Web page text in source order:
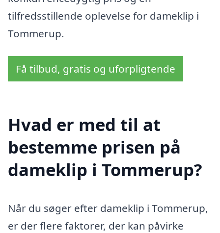
tilfredsstillende oplevelse for dameklip i
Tommerup.
Få tilbud, gratis og uforpligtende
Hvad er med til at
bestemme prisen på
dameklip i Tommerup?
Når du søger efter dameklip i Tommerup,
er der flere faktorer, der kan påvirke